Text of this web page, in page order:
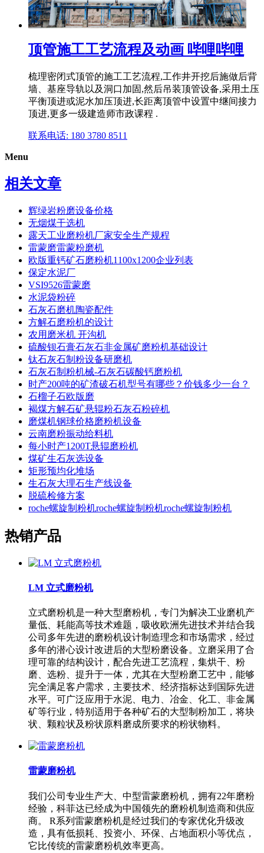
顶管施工工艺流程及动画 哔哩哔哩
梳理密闭式顶管的施工工艺流程,工作井开挖后施做后背
墙、基座导轨以及洞口加固,然后吊装顶管设备,采用土压
平衡顶进或泥水加压顶进,长距离顶管中设置中继间接力
顶进,更多一级建造师市政课程 .
联系电话: 180 3780 8511
Menu
相关文章
辉绿岩粉磨设备价格
无烟煤干选机
露天工业磨粉机厂家安全生产规程
雷蒙磨雷蒙粉磨机
欧版重钙矿石磨粉机1100x1200企业列表
保定水泥厂
VSI9526雷蒙磨
水泥袋粉碎
石灰石磨机陶瓷配件
方解石磨粉机的设计
农用磨米机 开沟机
硫酸钡石膏石灰石非金属矿磨粉机基础设计
钛石灰石制粉设备研磨机
石灰石制粉机械-石灰石碳酸钙磨粉机
时产200吨的矿渣破石机型号有哪些？价钱多少一台？
石榴子石欧版磨
褐煤方解石矿悬辊粉石灰石粉碎机
磨煤机钢球价格磨粉机设备
云南磨粉振动给料机
每小时产1200T悬辊磨粉机
煤矿生石灰选设备
矩形预均化堆场
生石灰大理石生产线设备
脱硫检修方案
roche螺旋制粉机roche螺旋制粉机roche螺旋制粉机
热销产品
LM 立式磨粉机
立式磨粉机是一种大型磨粉机，专门为解决工业磨机产
量低、耗能高等技术难题，吸收欧洲先进技术并结合我
公司多年先进的磨粉机设计制造理念和市场需求，经过
多年的潜心设计改进后的大型粉磨设备。立磨采用了合
理可靠的结构设计，配合先进工艺流程，集烘干、粉
磨、选粉、提升于一体，尤其在大型粉磨工艺中，能够
完全满足客户需求，主要技术、经济指标达到国际先进
水平。可广泛应用于水泥、电力、冶金、化工、非金属
矿等行业，特别适用于各种矿石的大型制粉加工，将块
状、颗粒状及粉状原料磨成所要求的粉状物料。
雷蒙磨粉机
我们公司专业生产大、中型雷蒙磨粉机，拥有22年磨粉
经验，科菲达已经成为中国领先的磨粉机制造商和供应
商。 R系列雷蒙磨粉机是经过我们的专家优化升级改
造，具有低损耗、投资小、环保、占地面积小等优点，
它比传统的雷蒙磨粉机效率更高。